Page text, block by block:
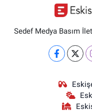
Sedef Medya Basım